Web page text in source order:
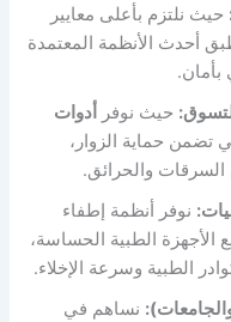
حيث نلتزم بأعلى معايير
أحدث الأنظمة المعتمدة
حيث نوفر
أدوات
تضمن حماية الزوار،
والحرائق.
نوفر أنظمة إطفاء
الأجهزة الطبية الحساسة،
الطبية وسرعة الإخلاء.
نساهم في